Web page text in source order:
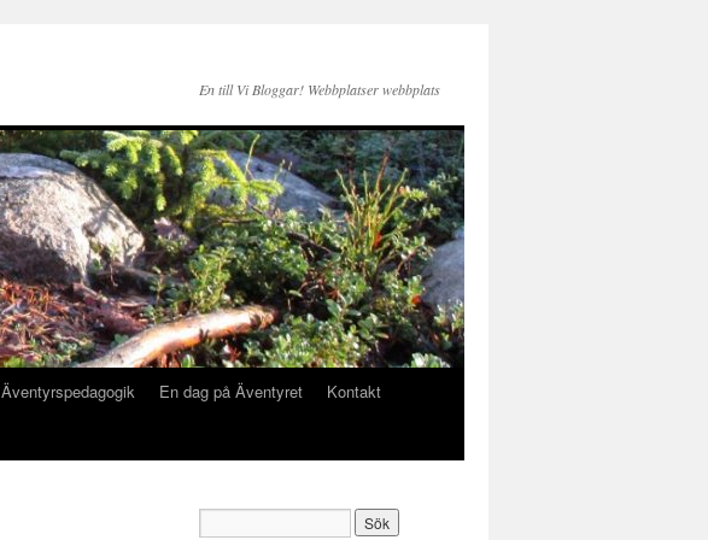
En till Vi Bloggar! Webbplatser webbplats
Äventyrspedagogik En dag på Äventyret
Kontakt